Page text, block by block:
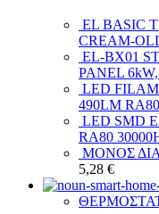
EL BASIC
CREAM-
EL-BX01
PANEL
LED
490LM
LED SMD
RA80
ΜΟΝΟΣ
5,28 €